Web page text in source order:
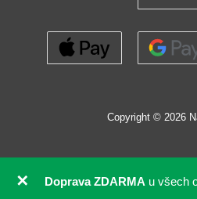
Copyright © 2026
GDPR souhlas se soubory cookie
✕ Doprava ZDARMA u všech